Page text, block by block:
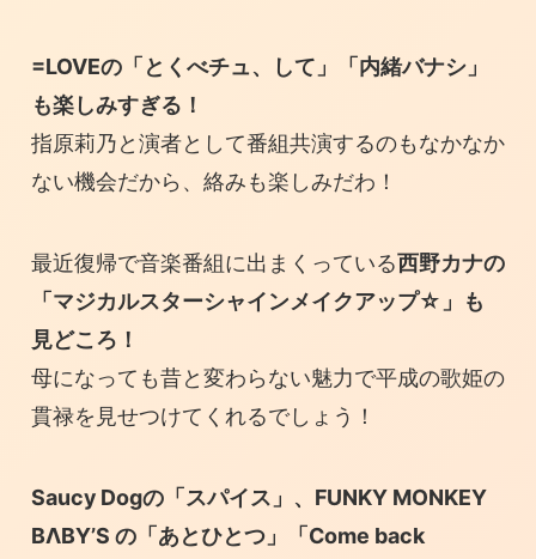
=LOVEの「とくべチュ、して」「内緒バナシ」
も楽しみすぎる！
指原莉乃と演者として番組共演するのもなかなか
ない機会だから、絡みも楽しみだわ！
最近復帰で音楽番組に出まくっている西野カナの
「マジカルスターシャインメイクアップ☆」も
見どころ！
母になっても昔と変わらない魅力で平成の歌姫の
貫禄を見せつけてくれるでしょう！
Saucy Dogの「スパイス」、FUNKY MONKEY
BΛBY’S の「あとひとつ」「Come back